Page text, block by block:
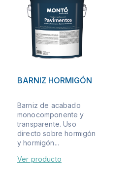
BARNIZ HORMIGÓN
Barniz de acabado
monocomponente y
transparente. Uso
directo sobre hormigón
y hormigón...
Ver producto